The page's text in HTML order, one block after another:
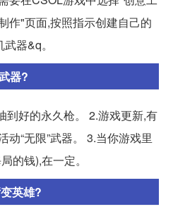
作"页面,按照指示创建自己的
器&q。
器?
到好的永久枪。 2.游戏更新,有
“无限”武器。 3.当你游戏里
的钱),在一定。
英雄?